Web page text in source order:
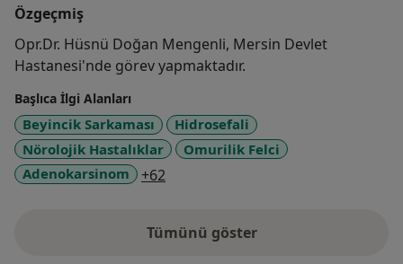
Özgeçmiş
Opr.Dr. Hüsnü Doğan Mengenli, Mersin Devlet
Hastanesi'nde görev yapmaktadır.
Başlıca İlgi Alanları
Beyincik Sarkaması
Hidrosefali
Nörolojik Hastalıklar
Omurilik Felci
Adenokarsinom
+62
Tümünü gösterdeneyim hakkında